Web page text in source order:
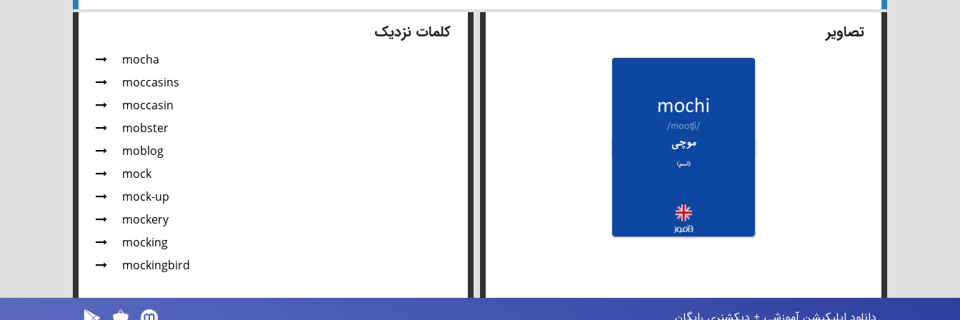
تصاویر کلمات نزدیک
mocha
moccasins
moccasin
mobster
moblog
mock
mock-up
mockery
mocking
mockingbird